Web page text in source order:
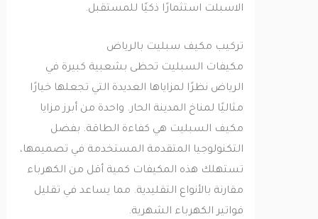
الاسبلت استثمارًا ذكيًا للمستقبل.
تركيب مكيف سبليت بالرياض
مكيفات السبليت تحظى بشعبية كبيرة في
الرياض نظرًا لمزاياها العديدة التي تجعلها خيارًا
مثاليًا لمناخ المدينة الحار. واحدة من أبرز مزايا
مكيف السبليت هي كفاءة الطاقة. بفضل
التكنولوجيا المتقدمة المستخدمة في تصميمها،
تستهلك هذه المكيفات كمية أقل من الكهرباء
مقارنة بالأنواع التقليدية. مما يساعد في تقليل
فواتير الكهرباء الشهرية.